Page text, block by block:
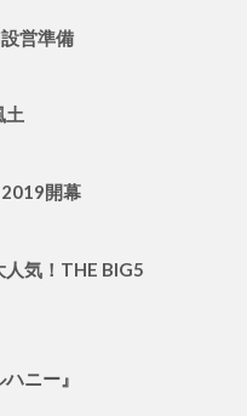
営準備
土
開幕
気！THE BIG5
ニー』